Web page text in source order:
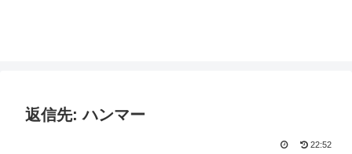
返信先: ハンマー
22:52